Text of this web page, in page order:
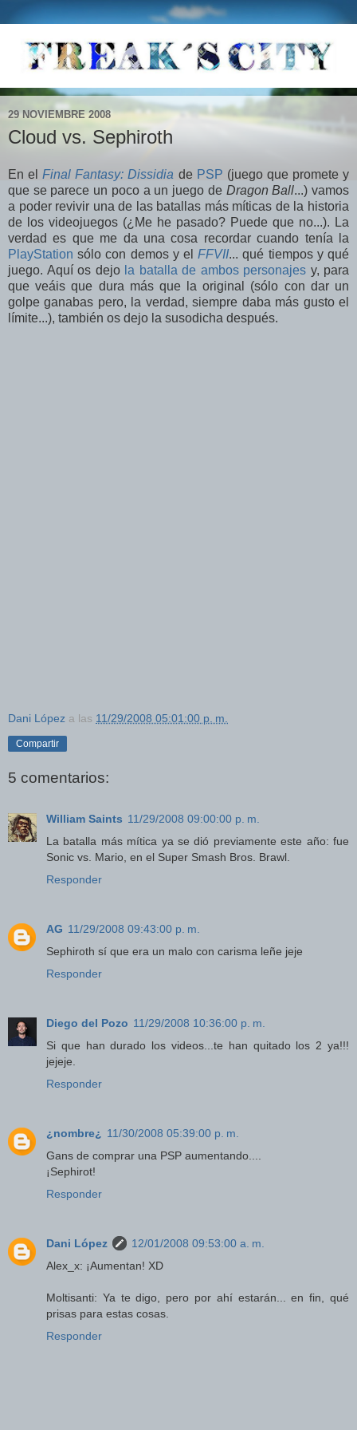
29 NOVIEMBRE 2008
Cloud vs. Sephiroth
En elFinal Fantasy: Dissidia de PSP (juego que promete y
que se parece un poco a un juego de Dragon Ball...) vamos
a poder revivir una de las batallas más míticas de la historia
de los videojuegos (¿Me he pasado? Puede que no...). La
verdad es que me da una cosa recordar cuando tenía la
PlayStation sólo con demos y elFFVII... qué tiempos y qué
juego. Aquí os dejo la batalla de ambos personajes y, para
que veáis que dura más que la original (sólo con dar un
golpe ganabas pero, la verdad, siempre daba más gusto el
límite...), también os dejo la susodicha después.
Dani López a las 11/29/2008 05:01:00 p. m.
Compartir
5 comentarios:
William Saints 11/29/2008 09:00:00 p. m.
La batalla más mítica ya se dió previamente este año: fue
Sonic vs. Mario, en el Super Smash Bros. Brawl.
Responder
AG 11/29/2008 09:43:00 p. m.
Sephiroth sí que era un malo con carisma leñe jeje
Responder
Diego del Pozo 11/29/2008 10:36:00 p. m.
Si que han durado los videos...te han quitado los 2 ya!!!
jejeje.
Responder
¿nombre¿ 11/30/2008 05:39:00 p. m.
Gans de comprar una PSP aumentando....
¡Sephirot!
Responder
Dani López
12/01/2008 09:53:00 a. m.
Alex_x: ¡Aumentan! XD
Moltisanti: Ya te digo, pero por ahí estarán... en fin, qué
prisas para estas cosas.
Responder